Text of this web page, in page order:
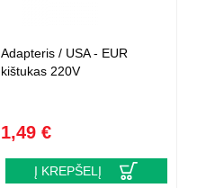
Adapteris / USA - EUR
kištukas 220V
1,49 €
Į KREPŠELĮ